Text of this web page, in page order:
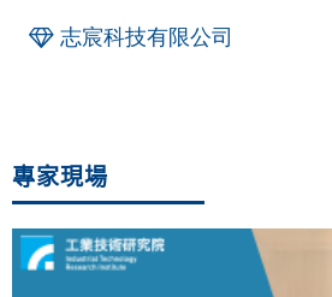
志宸科技有限公司
專家現場